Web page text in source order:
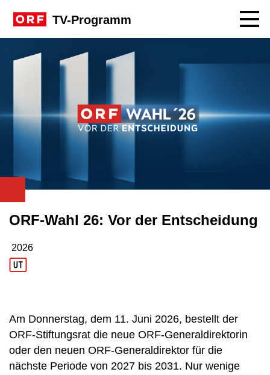
TV-Programm
ORF-Wahl 26: Vor der Entscheidung
Produktionsjahr: 2026
2026
Am Donnerstag, dem 11. Juni 2026, bestellt der
ORF-Stiftungsrat die neue ORF-Generaldirektorin
oder den neuen ORF-Generaldirektor für die
nächste Periode von 2027 bis 2031. Nur wenige